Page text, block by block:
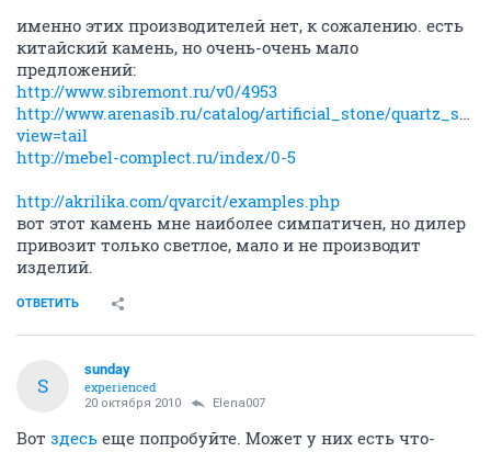
именно этих производителей нет, к сожалению. есть
китайский камень, но очень-очень мало
предложений:
http://www.sibremont.ru/v0/4953
http://www.arenasib.ru/catalog/artificial_stone/
view=tail
http://mebel-complect.ru/index/0-5
http://akrilika.com/qvarcit/examples.php
вот этот камень мне наиболее симпатичен, но дилер
привозит только светлое, мало и не производит
изделий.
ОТВЕТИТЬ
S
sunday
experienced
20 октября 2010 Elena007
Вот здесь еще попробуйте. Может у них есть что-